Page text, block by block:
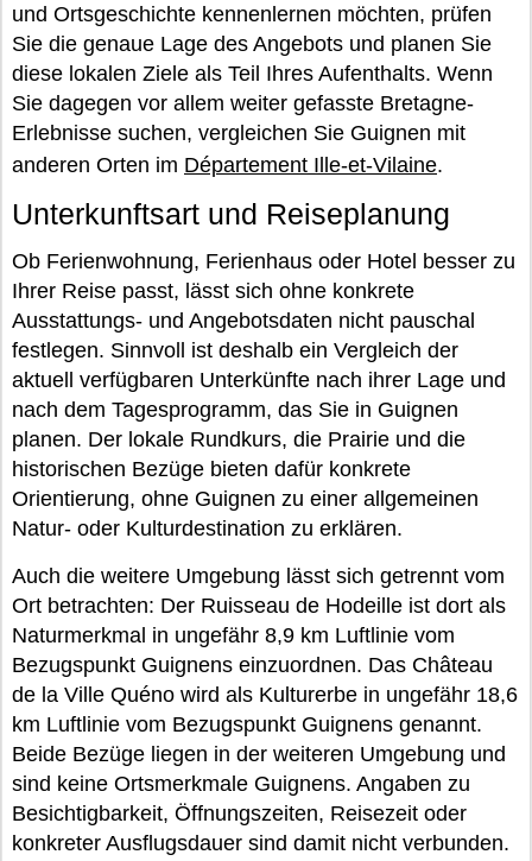
und Ortsgeschichte kennenlernen möchten, prüfen
Sie die genaue Lage des Angebots und planen Sie
diese lokalen Ziele als Teil Ihres Aufenthalts. Wenn
Sie dagegen vor allem weiter gefasste Bretagne-
Erlebnisse suchen, vergleichen Sie Guignen mit
anderen Orten im Département Ille-et-Vilaine.
Unterkunftsart und Reiseplanung
Ob Ferienwohnung, Ferienhaus oder Hotel besser zu
Ihrer Reise passt, lässt sich ohne konkrete
Ausstattungs- und Angebotsdaten nicht pauschal
festlegen. Sinnvoll ist deshalb ein Vergleich der
aktuell verfügbaren Unterkünfte nach ihrer Lage und
nach dem Tagesprogramm, das Sie in Guignen
planen. Der lokale Rundkurs, die Prairie und die
historischen Bezüge bieten dafür konkrete
Orientierung, ohne Guignen zu einer allgemeinen
Natur- oder Kulturdestination zu erklären.
Auch die weitere Umgebung lässt sich getrennt vom
Ort betrachten: Der Ruisseau de Hodeille ist dort als
Naturmerkmal in ungefähr 8,9 km Luftlinie vom
Bezugspunkt Guignens einzuordnen. Das Château
de la Ville Quéno wird als Kulturerbe in ungefähr 18,6
km Luftlinie vom Bezugspunkt Guignens genannt.
Beide Bezüge liegen in der weiteren Umgebung und
sind keine Ortsmerkmale Guignens. Angaben zu
Besichtigbarkeit, Öffnungszeiten, Reisezeit oder
konkreter Ausflugsdauer sind damit nicht verbunden.